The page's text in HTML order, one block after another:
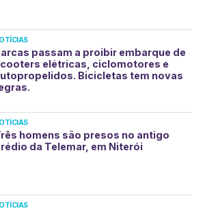
passam a proibir embarque de
elétricas, ciclomotores e
Bicicletas tem novas
homens são presos no antigo
da Telemar, em Niterói